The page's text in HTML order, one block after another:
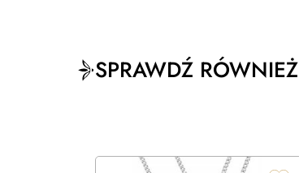
SPRAWDŹ RÓWNIEŻ